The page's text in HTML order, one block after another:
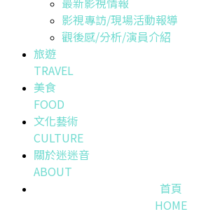
影視專訪/現場活動報導
觀後感/分析/演員介紹
旅遊
TRAVEL
美食
FOOD
文化藝術
CULTURE
關於迷迷音
ABOUT
首頁
HOME